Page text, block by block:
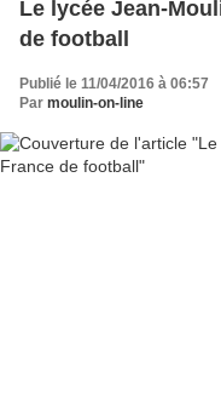
Le lycée Jean-
de football
Publié le 11/04/2016 à 06:57
Par moulin-on-line